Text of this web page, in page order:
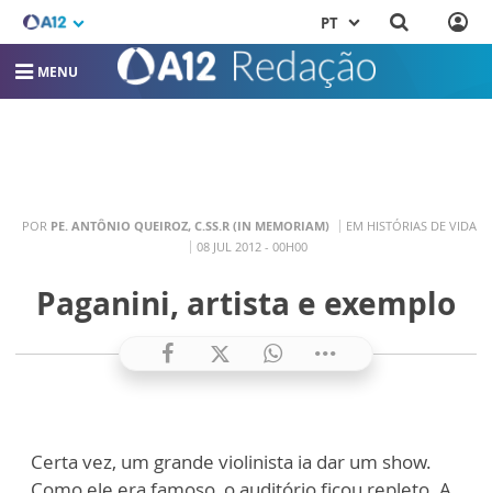
PT
MENU
POR PE. ANTÔNIO QUEIROZ, C.SS.R (IN MEMORIAM)
EM HISTÓRIAS DE VIDA
08 JUL 2012 - 00H00
Paganini, artista e exemplo
Certa vez, um grande violinista ia dar um show.